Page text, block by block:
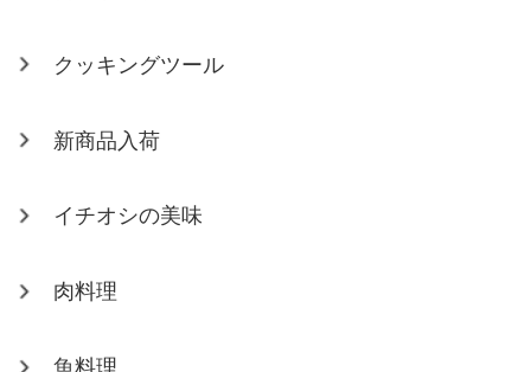
クッキングツール
新商品入荷
イチオシの美味
肉料理